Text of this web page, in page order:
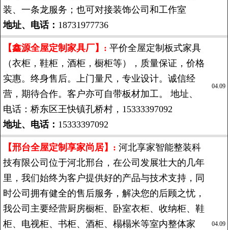
装、一条龙服务；也可对接装饰公司和工作室
地址、电话： 18731977736
【鑫源全屋定制家具厂】: 平价全屋定制板式家具
（衣柜，鞋柜，酒柜，橱柜等），质量保证，价格
实惠。终身售后。上门量尺，专业设计。诚信经
营，期待合作。客户亦可自带板材加工。 地址、
电话：桥东区王快镇孔桥村，15333397092
地址、电话： 15333397092
04.09
【邢台全屋定制享家尚居】: 河北享家智能整装科
技有限公司位于河北邢台，在公司发展壮大的几年
里，我们始终为客户提供好的产品与技术支持，同
时公司拥有健全的售后服务，解决您的后顾之忧，
我公司主要经营厨房橱柜、卧室衣柜、收纳柜、鞋
柜、电视柜、书柜、酒柜、榻榻米等室内整体家
04.09